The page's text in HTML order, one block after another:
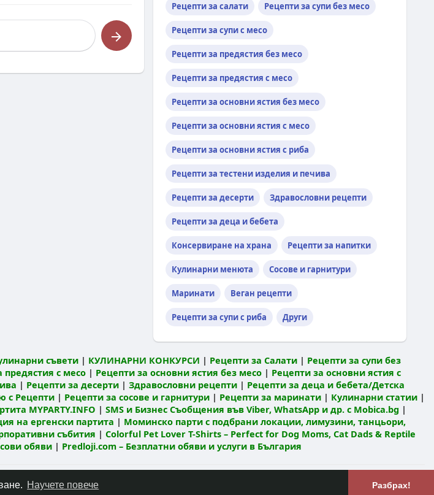
Научете повече Разбрах!
Рецепти за салати Рецепти за супи без месо
Рецепти за супи с месо
Рецепти за предястия без месо
Рецепти за предястия с месо
Рецепти за основни ястия без месо
Рецепти за основни ястия с месо
Рецепти за основни ястия с риба
Рецепти за тестени изделия и печива
Рецепти за десерти Здравословни рецепти
Рецепти за деца и бебета
Консервиране на храна Рецепти за напитки
Кулинарни менюта Сосове и гарнитури
Маринати Веган рецепти
Рецепти за супи с риба Други
съвети| КУЛИНАРНИ КОНКУРСИ | Рецепти за Салати| Рецепти за супи без
предястия с месо| Рецепти за основни ястия без месо| Рецепти за основни ястия с
| Рецепти за десерти| Здравословни рецепти| Рецепти за деца и бебета/Детска
с Рецепти| Рецепти за сосове и гарнитури| Рецепти за маринати| Кулинарни статии|
MYPARTY.INFO | SMS и Бизнес Съобщения във Viber, WhatsApp и др. с Mobica.bg |
на ергенски партита | Моминско парти с подбрани локации, лимузини, танцьори,
събития | Colorful Pet Lover T-Shirts – Perfect for Dog Moms, Cat Dads & Reptile
обяви | Predloji.com – Безплатни обяви и услуги в България
за поверителност Условия за ползване